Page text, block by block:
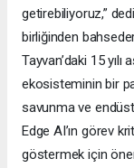
getirebiliyoruz,”
birliğinden
Tayvan’daki 15
ekosisteminin bir
savunma ve
Edge AI’ın görev
göstermek için